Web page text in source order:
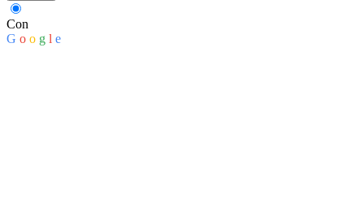
Con
G o o g l e